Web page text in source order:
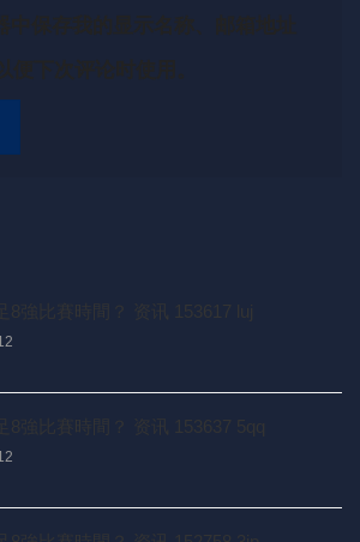
8強比賽時間？ 资讯 153617 luj
8強比賽時間？ 资讯 153637 5qq